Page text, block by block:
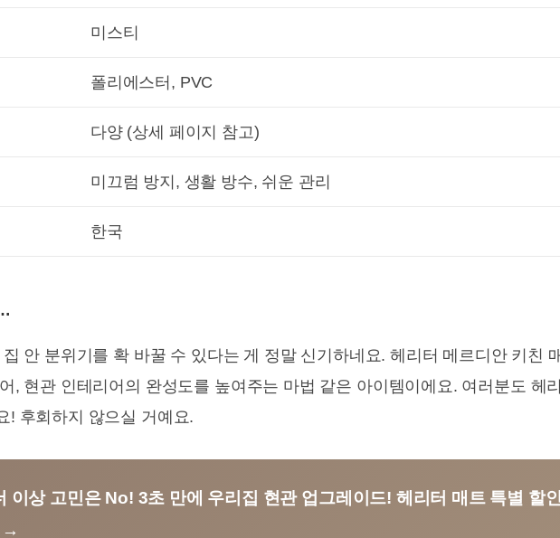
미스티
폴리에스터, PVC
다양 (상세 페이지 참고)
미끄럼 방지, 생활 방수, 쉬운 관리
한국
안 분위기를 확 바꿀 수 있다는 게 정말 신기하네요. 헤리터 메르디안 키친
, 현관 인테리어의 완성도를 높여주는 마법 같은 아이템이에요. 여러분도 헤
! 후회하지 않으실 거예요.
이상 고민은 No! 3초 만에 우리집 현관 업그레이드! 헤리터 매트 특별 할
→